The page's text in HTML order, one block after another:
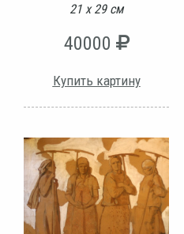
21 х 29 см
40000
Купить картину